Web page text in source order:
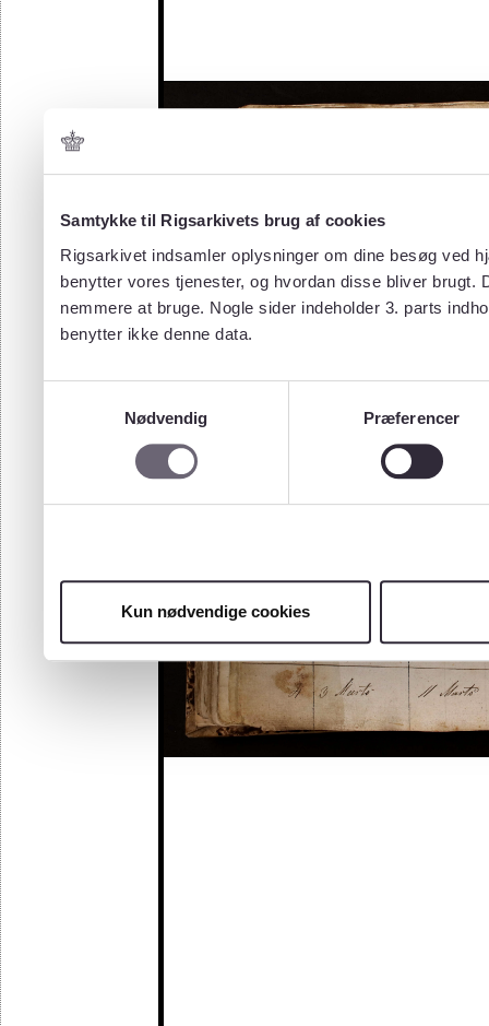
Samtykke til Rigsarkivets brug af cookies
Rigsarkivet indsamler oplysninger om dine besøg ved
benytter vores tjenester, og hvordan disse bliver
nemmere at bruge. Nogle sider indeholder 3. parts
benytter ikke denne data.
Nødvendig
Præferencer
Kun nødvendige cookies